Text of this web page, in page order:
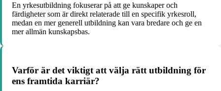
En yrkesutbildning fokuserar på att ge kunskaper och
färdigheter som är direkt relaterade till en specifik yrkesroll,
medan en mer generell utbildning kan vara bredare och ge en
mer allmän kunskapsbas.
Varför är det viktigt att välja rätt utbildning för
ens framtida karriär?